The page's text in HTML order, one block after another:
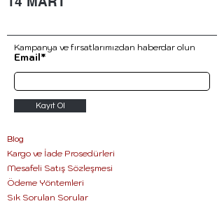
Kampanya ve fırsatlarımızdan haberdar olun
Email*
Kayıt Ol
Blog
Kargo ve İade Prosedürleri
Mesafeli Satış Sözleşmesi
Ödeme Yöntemleri
Sık Sorulan Sorular